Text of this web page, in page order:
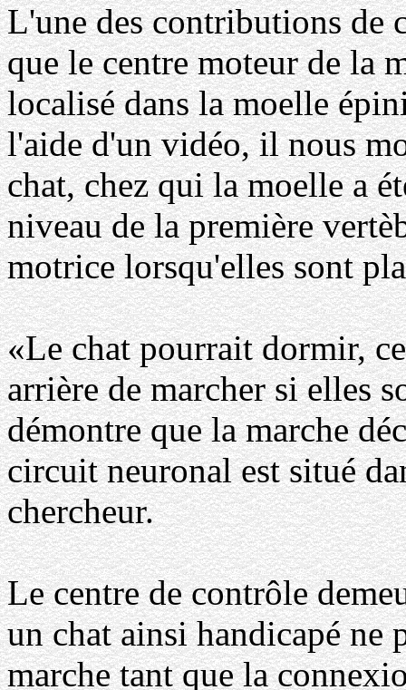
L'une des contributions de
que le centre moteur de la
localisé dans la moelle
l'aide d'un vidéo, il nous
chat, chez qui la moelle a
niveau de la première
motrice lorsqu'elles sont
«Le chat pourrait dormir,
arrière de marcher si elles
démontre que la marche
circuit neuronal est situé
chercheur.
Le centre de contrôle
un chat ainsi handicapé ne
marche tant que la